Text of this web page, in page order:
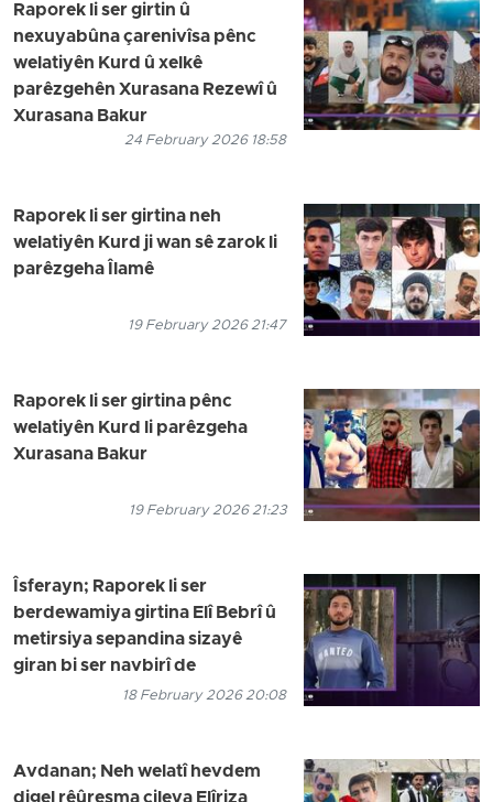
Raporek li ser girtin û
nexuyabûna çarenivîsa pênc
welatiyên Kurd û xelkê
parêzgehên Xurasana Rezewî û
Xurasana Bakur
24 February 2026 18:58
Raporek li ser girtina neh
welatiyên Kurd ji wan sê zarok li
parêzgeha Îlamê
19 February 2026 21:47
Raporek li ser girtina pênc
welatiyên Kurd li parêzgeha
Xurasana Bakur
19 February 2026 21:23
Îsferayn; Raporek li ser
berdewamiya girtina Elî Bebrî û
metirsiya sepandina sizayê
giran bi ser navbirî de
18 February 2026 20:08
Avdanan; Neh welatî hevdem